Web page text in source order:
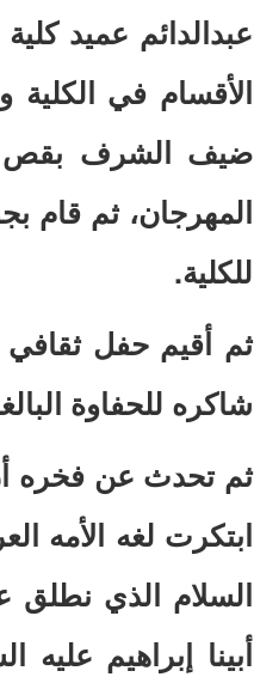
عبدالدائم عميد
الأقسام في
ضيف الشرف بقص
المهرجان، ثم قام
للكلية.
ثم أقيم حفل ثقافي
شاكره للحفاوة
ثم تحدث عن فخره أن
ابتكرت لغه الأمه
السلام الذي
أبينا إبراهيم عليه